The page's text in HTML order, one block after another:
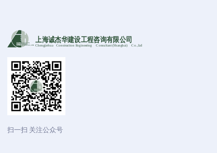
上海诚杰华建设工程咨询有限公司
Chengjiehua Construction Engineering C onsultant (Shanghai) C o.,Ltd
扫一扫 关注公众号